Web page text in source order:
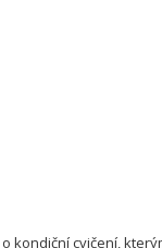
kondiční cvičení,